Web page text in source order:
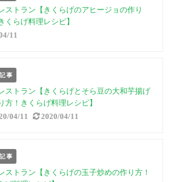
ストラン【きくらげのアヒージョの作り
くらげ料理レシピ】
11
事
ストラン【きくらげとそら豆の大和芋揚げ
方！きくらげ料理レシピ】
04/11 2020/04/11
事
ストラン【きくらげの玉子炒めの作り方！